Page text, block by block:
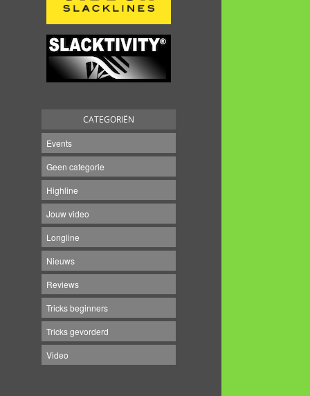
CATEGORIËN
Events
Geen categorie
Highline
Jouw video
Longline
Nieuws
Reviews
Tricks beginners
Tricks gevorderd
Video